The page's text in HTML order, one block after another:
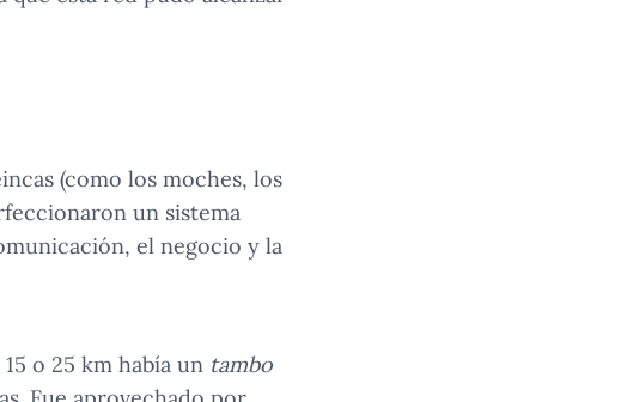
(como los moches, los
un sistema
el negocio y la
o 25 km había un tambo